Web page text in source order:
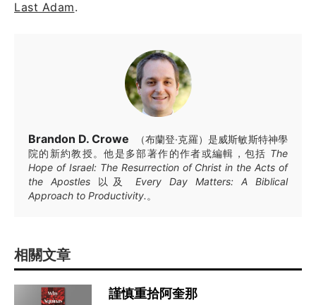
Last Adam.
Brandon D. Crowe
（布蘭登·克羅）是威斯敏斯特神學
院的新約教授。他是多部著作的作者或編輯，包括 The
Hope of Israel: The Resurrection of Christ in the Acts of
the Apostles 以及 Every Day Matters: A Biblical
Approach to Productivity. 。
相關文章
謹慎重拾阿奎那